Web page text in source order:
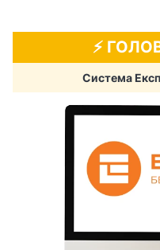
⚡️
Система